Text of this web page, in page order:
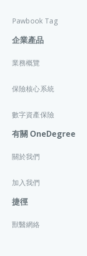
Pawbook Tag
企業產品
業務概覽
保險核心系統
數字資產保險
有關 OneDegree
關於我們
加入我們
捷徑
獸醫網絡